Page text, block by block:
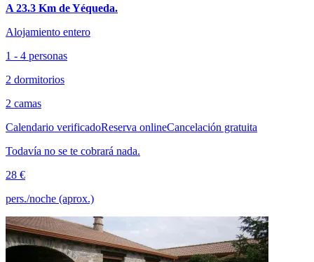
A 23.3 Km de Yéqueda.
Alojamiento entero
1 - 4 personas
2 dormitorios
2 camas
Calendario verificadoReserva onlineCancelación gratuita
Todavía no se te cobrará nada.
28 €
pers./noche (aprox.)